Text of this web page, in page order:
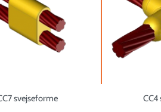
svejseforme